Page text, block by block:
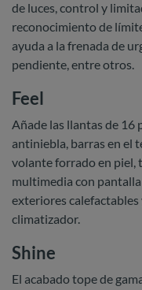
de luces, control y
reconocimiento de
ayuda a la frenada de
pendiente, entre otros.
Feel
Añade las llantas de 16
antiniebla, barras en el
volante forrado en piel,
multimedia con
exteriores calefactables
climatizador.
Shine
El acabado tope de